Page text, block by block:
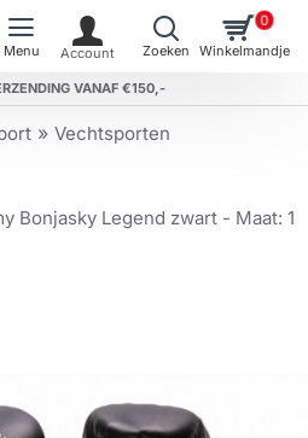
VANAF €150,-
0
Vechtsporten
Bonjasky Legend zwart - Maat: 1